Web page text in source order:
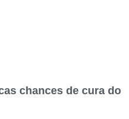
chances de cura do